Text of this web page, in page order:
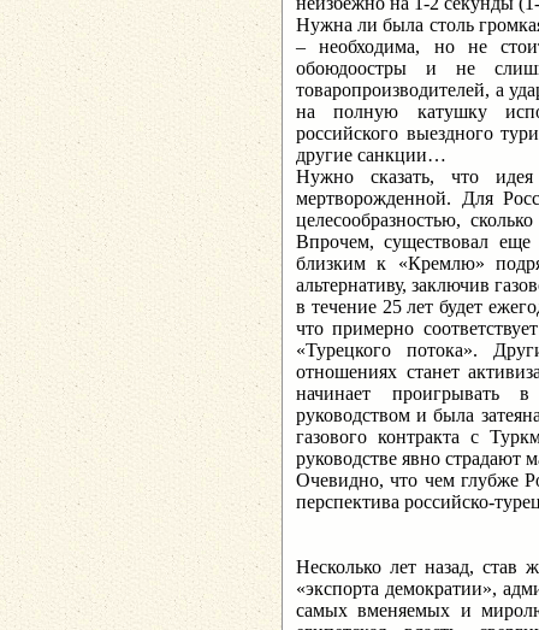
Нужна ли была столь
– необходима, но не
обоюдоостры и не
товаропроизводителей, а
на полную катушку
российского выездного
другие санкции…
Нужно сказать, что
мертворожденной. Для
целесообразностью,
Впрочем, существовал еще
близким к «Кремлю»
альтернативу, заключив
в течение 25 лет будет
что примерно
«Турецкого потока».
отношениях станет
начинает проигрывать
руководством и была
газового контракта с
руководстве явно страдают
Очевидно, что чем глубже
перспектива российско-
Несколько лет назад, став
«экспорта демократии»,
самых вменяемых и